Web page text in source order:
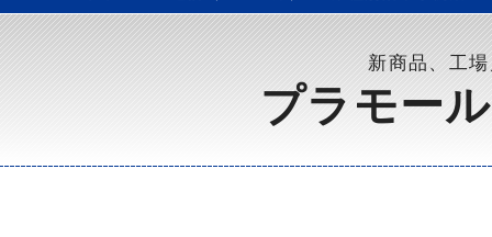
新商品、工
プラモー